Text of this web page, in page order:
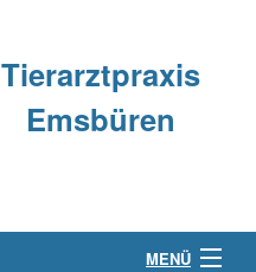
Tierarztpraxis
Emsbüren
MENÜ